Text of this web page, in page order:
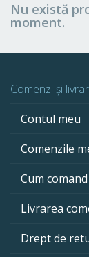
Nu există
moment.
Comenzi și
Contul meu
Comenzile
Cum
Livrarea
Drept de